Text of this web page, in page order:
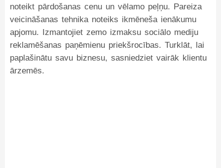
noteikt pārdošanas cenu un vēlamo peļņu. Pareiza
veicināšanas tehnika noteiks ikmēneša ienākumu
apjomu. Izmantojiet zemo izmaksu sociālo mediju
reklamēšanas paņēmienu priekšrocības. Turklāt, lai
paplašinātu savu biznesu, sasniedziet vairāk klientu
ārzemēs.